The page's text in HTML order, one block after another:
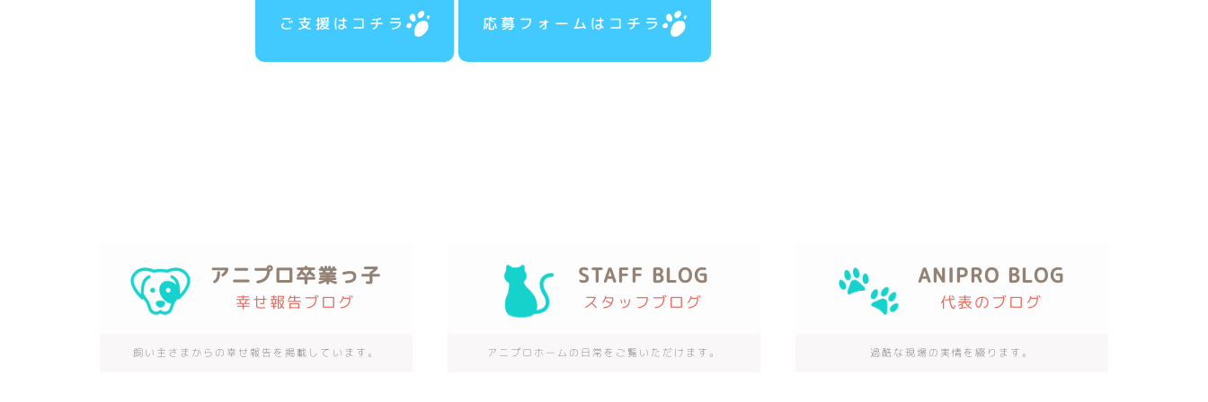
ご支援はコチラ 応募フォームはコチラ
アニプロ卒業っ子
幸せ報告ブログ
飼い主さまからの幸せ報告を掲載しています。
STAFF BLOG
スタッフブログ
アニプロホームの日常をご覧いただけます。
ANIPRO BLOG
代表のブログ
過酷な現場の実情を綴ります。